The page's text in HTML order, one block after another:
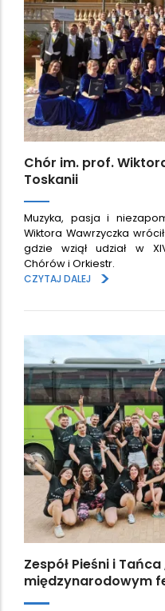
Chór im. prof.
Toskanii
Muzyka, pasja i
Wiktora Wawrzyczka
gdzie wziął udział w
Chórów i Orkiestr.
CZYTAJ DALEJ
>
Zespół Pieśni i
międzynarodowym